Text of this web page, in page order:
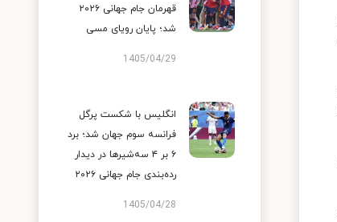
قهرمان جام جهانی ۲۰۲۶
شد؛ پایان رویای مسی
1405/04/29
انگلیس با شکست پرگل
فرانسه سوم جهان شد؛ برد
۶ بر ۴ سه‌شیرها در دیدار
رده‌بندی جام جهانی ۲۰۲۶
1405/04/28